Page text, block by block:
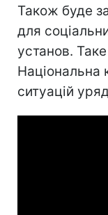
Також буде
для
установ.
Національна
ситуацій